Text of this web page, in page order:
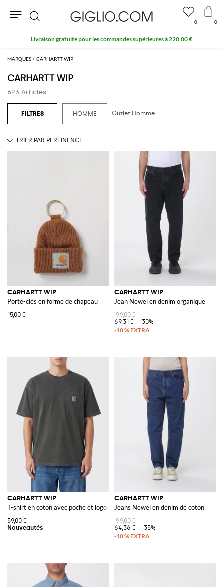
MARQUES CARHARTT WIP
CARHARTT WIP
623 Articles
HOMME Outlet Homme
CARHARTT WIP
Porte-clés en forme de chapeau
15,00 €
CARHARTT WIP
Jean Newel en denim organique
99,00 €
69,31 €
-30%
CARHARTT WIP
T-shirt en coton avec poche et logo contrastant
59,00 €
CARHARTT WIP
Jeans Newel en denim de coton
99,00 €
64,36 €
-35%
0 0
Rechercher
10 % extra sur l'espace Outlet